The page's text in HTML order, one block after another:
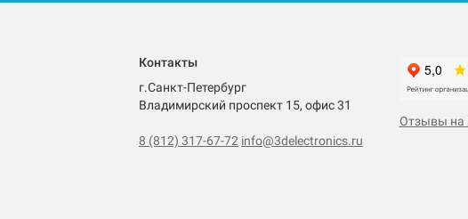
Контакты
г.Санкт-Петербург
Владимирский проспект 15, офис 31
8 (812) 317-67-72 info@3delectronics.ru
Отзывы на